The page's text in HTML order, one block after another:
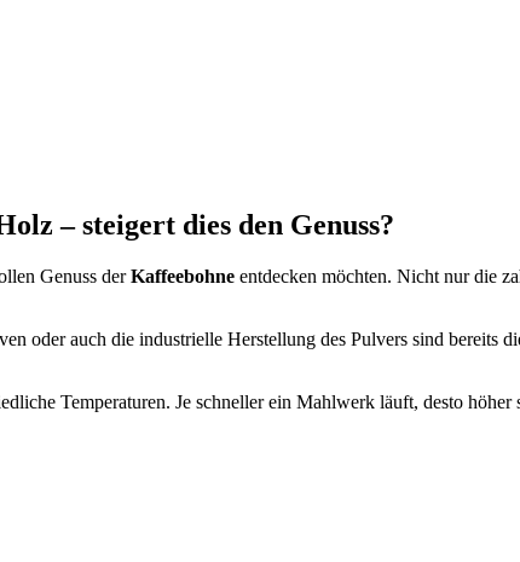
– steigert dies den Genuss?
Genuss derKaffeebohne entdecken möchten. Nicht nur die
oder auch die industrielle Herstellung des Pulvers sind bereits
Temperaturen. Je schneller ein Mahlwerk läuft, desto